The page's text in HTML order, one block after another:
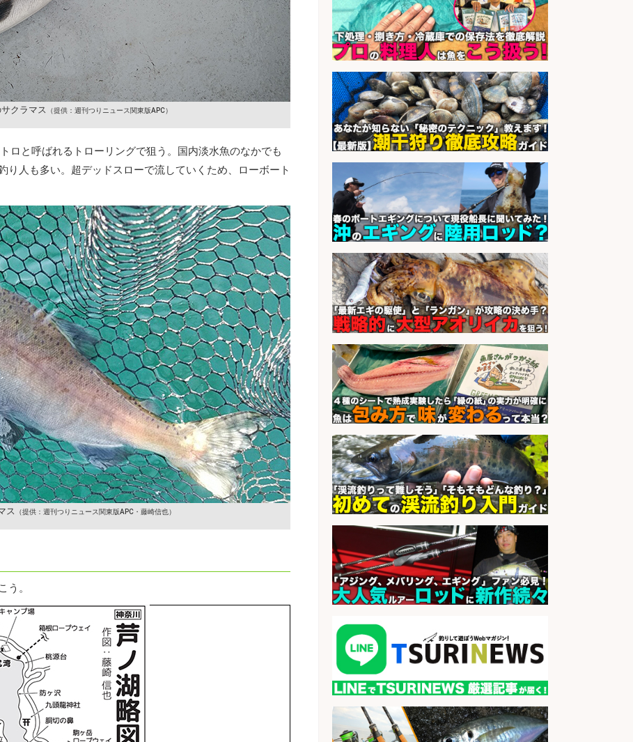
クラマス （提供：週刊つりニュース関東版APC）
ロと呼ばれるトローリングで狙う。国内淡水魚のなかでも
り人も多い。超デッドスローで流していくため、ローボート
ス （提供：週刊つりニュース関東版APC・藤崎信也）
う。
日払いOKで即日収入/ライン作業員/
「堺市堺区」 未経験歓迎/入社祝金
10万円/堺市堺区の工場で自転車部
品や釣り具の組立/日払いOK&土日
祝休みで年間休日126日
会社名
パーソルファクトリーパートナ
ーズ株式会社
sponsored by 求人ボックス
さらに求人情報を見る